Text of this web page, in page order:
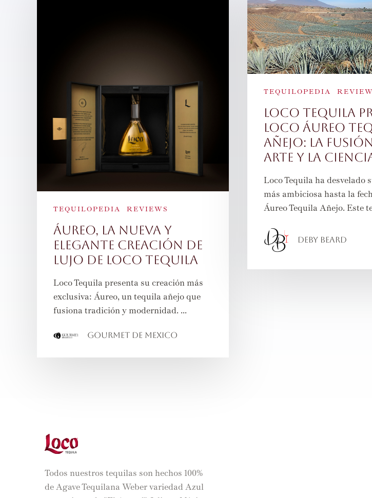
TEQUILOPEDIA REVIEWS
Áureo, la nueva y
elegante creación de
lujo de Loco Tequila
Loco Tequila presenta su creación más
exclusiva: Áureo, un tequila añejo que
fusiona tradición y modernidad. ...
Gourmet de Mexico
TEQUILOPEDIA
Loco Tequila
Loco Áureo
Añejo: La
Arte y la
Loco Tequila ha desvelado
más ambiciosa hasta la
Áureo Tequila Añejo. Este
Deby Beard
Todos nuestros tequilas son hechos 100%
de Agave Tequilana Weber variedad Azul